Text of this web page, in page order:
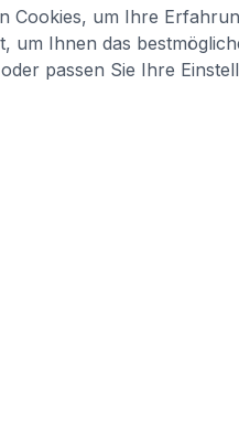
Cookies, um Ihre
um Ihnen das
passen Sie Ihre